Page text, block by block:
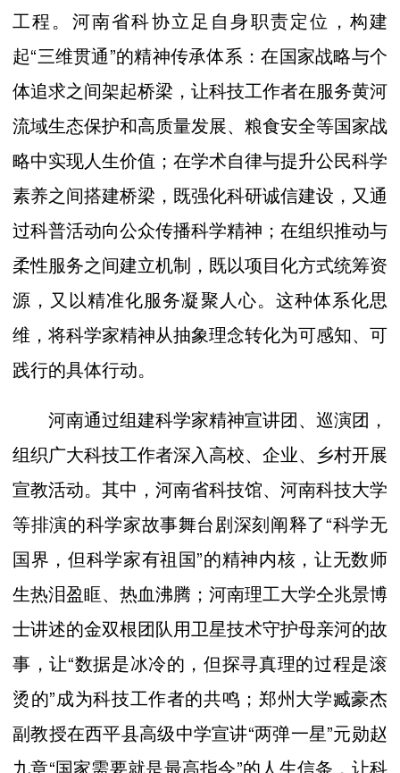
工程。河南省科协立足自身职责定位，构建
起“三维贯通”的精神传承体系：在国家战略与个
体追求之间架起桥梁，让科技工作者在服务黄河
流域生态保护和高质量发展、粮食安全等国家战
略中实现人生价值；在学术自律与提升公民科学
素养之间搭建桥梁，既强化科研诚信建设，又通
过科普活动向公众传播科学精神；在组织推动与
柔性服务之间建立机制，既以项目化方式统筹资
源，又以精准化服务凝聚人心。这种体系化思
维，将科学家精神从抽象理念转化为可感知、可
践行的具体行动。
河南通过组建科学家精神宣讲团、巡演团，
组织广大科技工作者深入高校、企业、乡村开展
宣教活动。其中，河南省科技馆、河南科技大学
等排演的科学家故事舞台剧深刻阐释了“科学无
国界，但科学家有祖国”的精神内核，让无数师
生热泪盈眶、热血沸腾；河南理工大学仝兆景博
士讲述的金双根团队用卫星技术守护母亲河的故
事，让“数据是冰冷的，但探寻真理的过程是滚
烫的”成为科技工作者的共鸣；郑州大学臧豪杰
副教授在西平县高级中学宣讲“两弹一星”元勋赵
九章“国家需要就是最高指令”的人生信条，让科